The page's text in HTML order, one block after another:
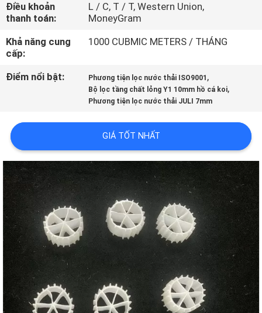
KIỂM
SOÁT
CHẤT
LƯỢNG
HỆ
VỚI
CHÚNG
TÔI
YÊU
CẦU
ĐẶT
GIÁ
Điều khoản
thanh toán:
L / C, T / T, Western Union,
MoneyGram
Khả năng cung
cấp:
1000 CUBMIC METERS / THÁNG
Điểm nổi bật: Phương tiện lọc nước thải ISO9001 ,
Bộ lọc tầng chất lỏng Y1 10mm hồ cá koi,
Phương tiện lọc nước thải JULI 7mm
GIÁ TỐT NHẤT